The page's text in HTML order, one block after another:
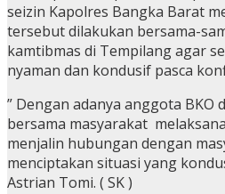
seizin Kapolres Bangka Barat
tersebut dilakukan bersama-
kamtibmas di Tempilang agar
nyaman dan kondusif pasca
” Dengan adanya anggota BKO
bersama masyarakat
menjalin hubungan dengan
menciptakan situasi yang
Astrian Tomi. ( SK )